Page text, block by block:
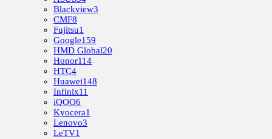
Blackview3
CMF8
Fujitsu1
Google159
HMD Global20
Honor114
HTC4
Huawei148
Infinix11
iQOO6
Kyocera1
Lenovo3
LeTV1